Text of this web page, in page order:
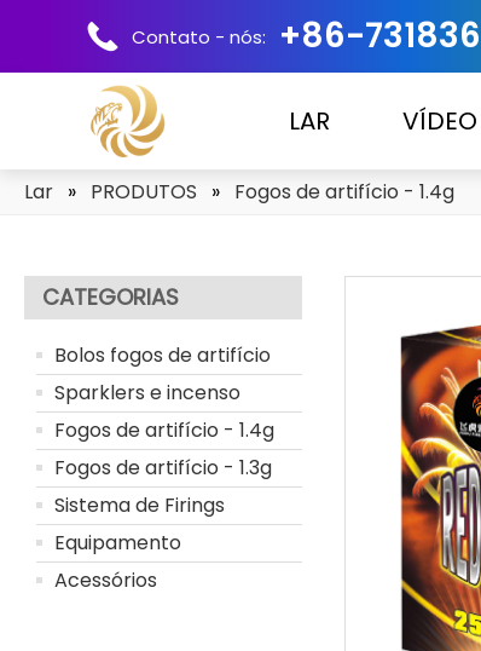
Contato - nós: +86-
LAR VÍDEO
Lar » PRODUTOS » Fogos de artifício - 1.4g
CATEGORIAS
Bolos fogos de artifício
Sparklers e incenso
Fogos de artifício - 1.4g
Fogos de artifício - 1.3g
Sistema de Firings
Equipamento
Acessórios